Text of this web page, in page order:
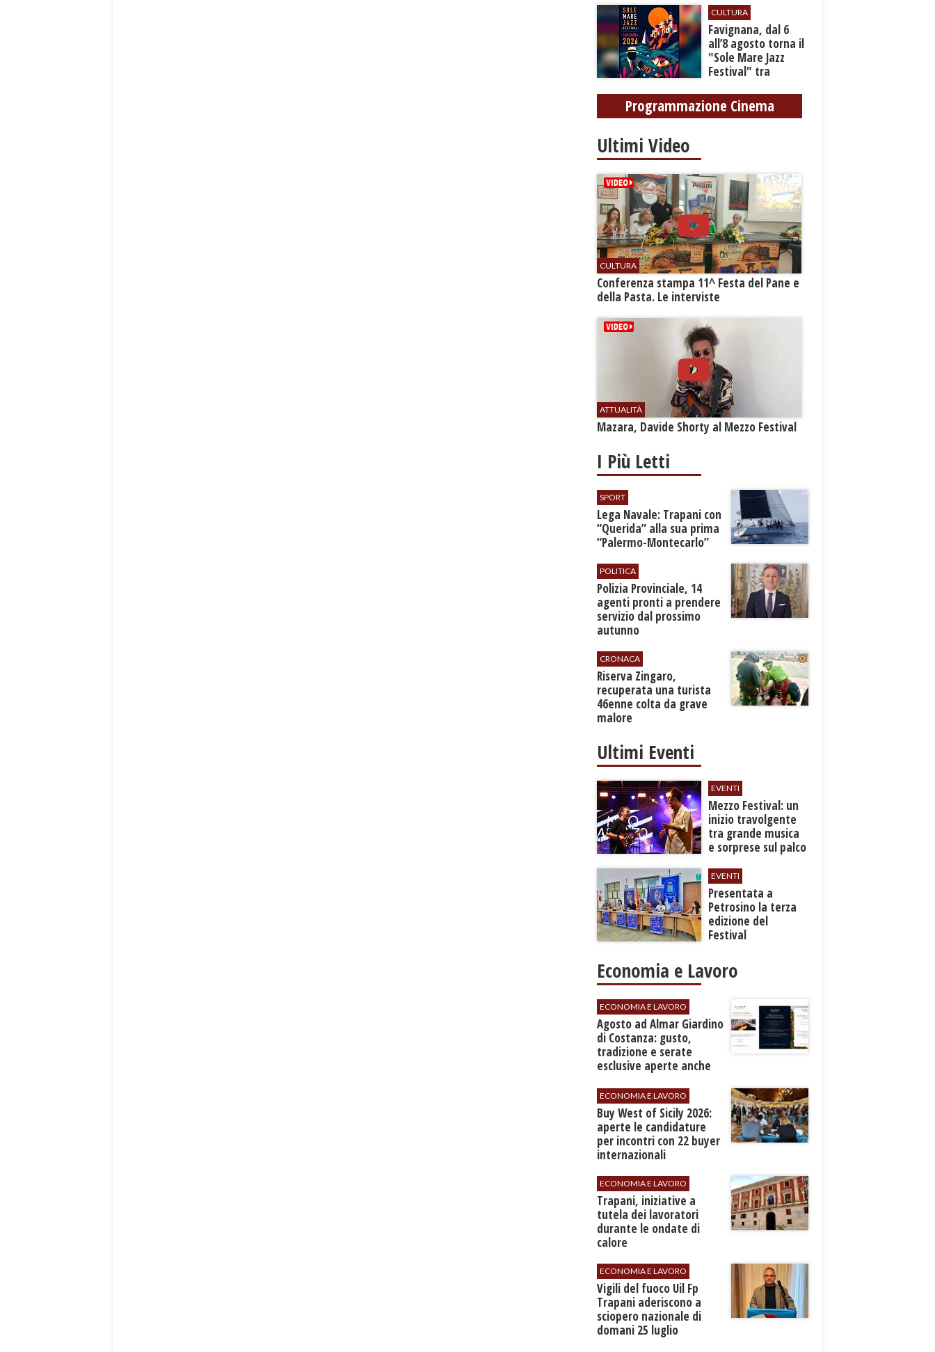
fognaria
CULTURA
Favignana, dal 6
all’8 agosto torna il
"Sole Mare Jazz
Festival" tra
cultura
Programmazione Cinema
Ultimi Video
CULTURA
Conferenza stampa 11^ Festa del Pane e
della Pasta. Le interviste
ATTUALITÀ
Mazara, Davide Shorty al Mezzo Festival
I Più Letti
SPORT
​Lega Navale: Trapani con
“Querida” alla sua prima
“Palermo-Montecarlo”
POLITICA
​Polizia Provinciale, 14
agenti pronti a prendere
servizio dal prossimo
autunno
CRONACA
​Riserva Zingaro,
recuperata una turista
46enne colta da grave
malore
Ultimi Eventi
EVENTI
Mezzo Festival: un
inizio travolgente
tra grande musica
e sorprese sul palco
EVENTI
Presentata a
Petrosino la terza
edizione del
Festival
"Voci dal
Economia e Lavoro
ECONOMIA E LAVORO
Agosto ad Almar Giardino
di Costanza: gusto,
tradizione e serate
esclusive aperte anche
ECONOMIA E LAVORO
Buy West of Sicily 2026:
aperte le candidature
per incontri con 22 buyer
internazionali
ECONOMIA E LAVORO
​Trapani, iniziative a
tutela dei lavoratori
durante le ondate di
calore
ECONOMIA E LAVORO
​Vigili del fuoco Uil Fp
Trapani aderiscono a
sciopero nazionale di
domani 25 luglio